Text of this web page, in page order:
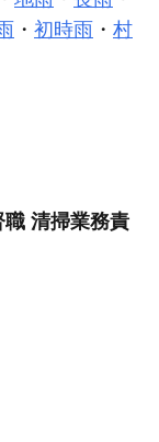
・ 初時雨 ・ 村
清掃業務責